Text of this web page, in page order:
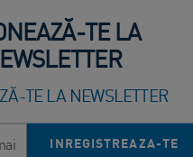
agresive sau conditiile
TE LA
TE LA NEWSLETTER
INREGISTREAZA-TE